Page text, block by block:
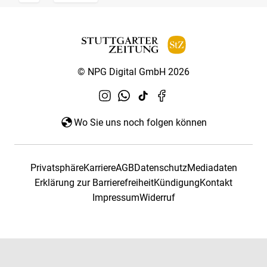
© NPG Digital GmbH 2026
Wo Sie uns noch folgen können
PrivatsphäreKarriereAGBDatenschutzMediadaten
Erklärung zur BarrierefreiheitKündigungKontakt
ImpressumWiderruf